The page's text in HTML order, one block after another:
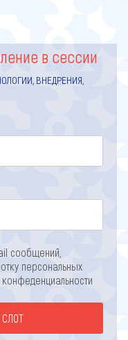
в сессии
ВНЕДРЕНИЯ,
данных*
сообщений,
персональных
конфеденциальности
СЛОТ